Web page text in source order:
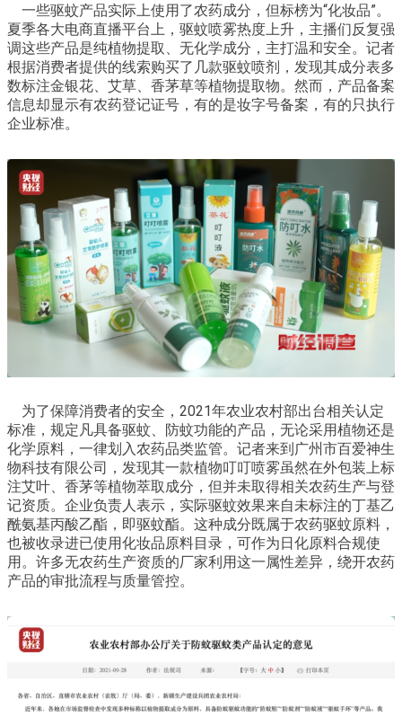
一些驱蚊产品实际上使用了农药成分，但标榜为“化妆品”。
夏季各大电商直播平台上，驱蚊喷雾热度上升，主播们反复强
调这些产品是纯植物提取、无化学成分，主打温和安全。记者
根据消费者提供的线索购买了几款驱蚊喷剂，发现其成分表多
数标注金银花、艾草、香茅草等植物提取物。然而，产品备案
信息却显示有农药登记证号，有的是妆字号备案，有的只执行
企业标准。
为了保障消费者的安全，2021年农业农村部出台相关认定
标准，规定凡具备驱蚊、防蚊功能的产品，无论采用植物还是
化学原料，一律划入农药品类监管。记者来到广州市百爱神生
物科技有限公司，发现其一款植物叮叮喷雾虽然在外包装上标
注艾叶、香茅等植物萃取成分，但并未取得相关农药生产与登
记资质。企业负责人表示，实际驱蚊效果来自未标注的丁基乙
酰氨基丙酸乙酯，即驱蚊酯。这种成分既属于农药驱蚊原料，
也被收录进已使用化妆品原料目录，可作为日化原料合规使
用。许多无农药生产资质的厂家利用这一属性差异，绕开农药
产品的审批流程与质量管控。